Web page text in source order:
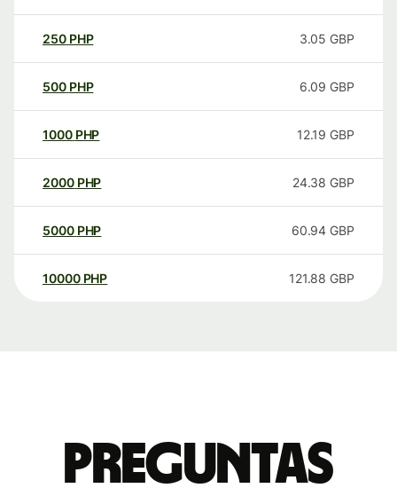
250 PHP 3.05 GBP
500 PHP 6.09 GBP
1000 PHP 12.19 GBP
2000 PHP 24.38 GBP
5000 PHP 60.94 GBP
10000 PHP 121.88 GBP
Preguntas